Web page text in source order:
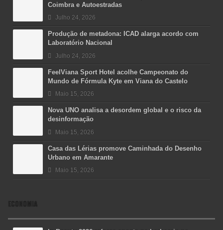
Coimbra e Autoestradas
Julho 24, 2026
Produção de metadona: ICAD alarga acordo com
Laboratório Nacional
Julho 24, 2026
FeelViana Sport Hotel acolhe Campeonato do
Mundo de Fórmula Kyte em Viana do Castelo
Maio 15, 2026
Nova UNO analisa a desordem global e o risco da
desinformação
Maio 15, 2026
Casa das Lérias promove Caminhada do Desenho
Urbano em Amarante
Maio 15, 2026
ECONOMIA